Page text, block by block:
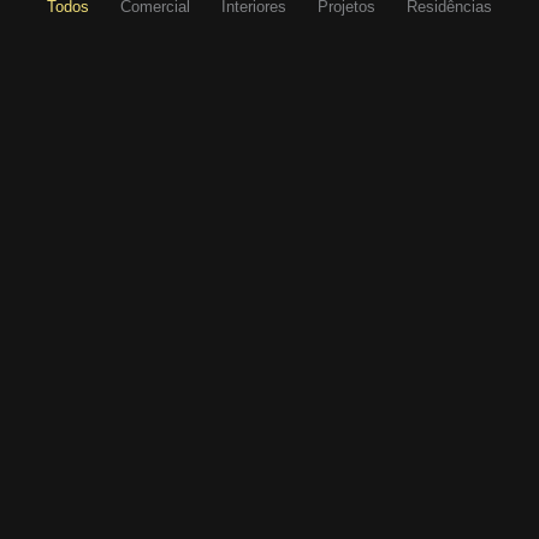
Todos Comercial Interiores Projetos Residências